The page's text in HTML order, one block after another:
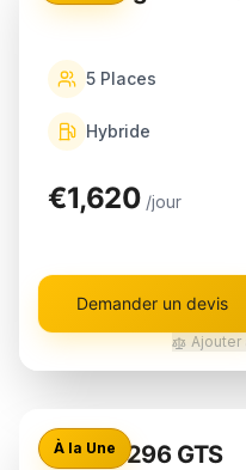
5 Places
Hybride
€1,620 /jour
Demander un devis
Ajouter
À la Une
Ferrari 296 GTS